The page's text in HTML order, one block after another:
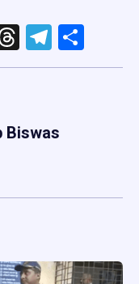
Threads
Biswas